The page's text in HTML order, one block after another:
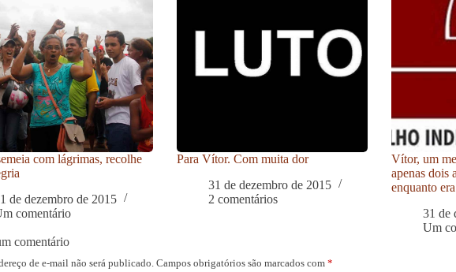
com lágrimas, recolhe
de dezembro de 2015
comentário
Para Vítor. Com muita dor
31 de dezembro de 2015
2 comentários
Vítor, um
apenas dois
enquanto
31 de
Um
comentário
de e-mail não será publicado. Campos obrigatórios são marcados com *